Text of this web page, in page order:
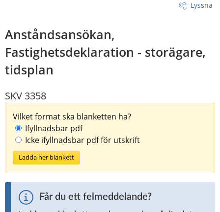
Lyssna
Anståndsansökan,
Fastighetsdeklaration - storägare,
tidsplan
SKV 3358
Vilket format ska blanketten ha?
Ifyllnadsbar pdf
Icke ifyllnadsbar pdf för utskrift
Ladda ner blankett
Får du ett felmeddelande?